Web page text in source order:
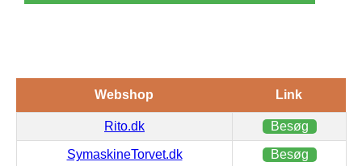
Webshop Link
Rito.dk Besøg
SymaskineTorvet.dk Besøg